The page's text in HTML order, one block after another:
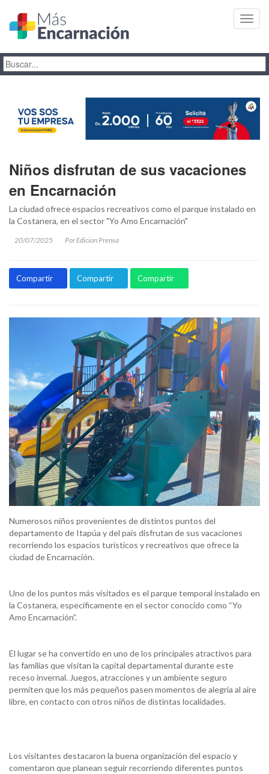
Niños disfrutan de sus vacaciones
en Encarnación
La ciudad ofrece espacios recreativos como el parque instalado en
la Costanera, en el sector "Yo Amo Encarnación"
20/07/2025 Por Edicion Prensa
Compartir Compartir Compartir
Numerosos niños provenientes de distintos puntos del
departamento de Itapúa y del país disfrutan de sus vacaciones
recorriendo los espacios turísticos y recreativos que ofrece la
ciudad de Encarnación.
Uno de los puntos más visitados es el parque temporal instalado en
la Costanera, específicamente en el sector conocido como “Yo
Amo Encarnación”.
El lugar se ha convertido en uno de los principales atractivos para
las familias que visitan la capital departamental durante este
receso invernal. Juegos, atracciones y un ambiente seguro
permiten que los más pequeños pasen momentos de alegría al aire
libre, en contacto con otros niños de distintas localidades.
Los visitantes destacaron la buena organización del espacio y
comentaron que planean seguir recorriendo diferentes puntos